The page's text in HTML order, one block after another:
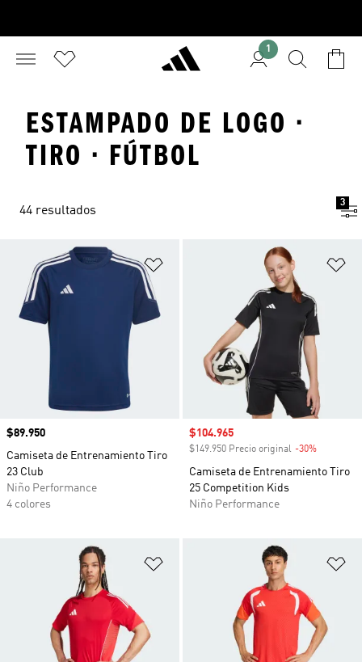
1
ESTAMPADO DE LOGO ·
TIRO · FÚTBOL
44 resultados
3
Añadir a la lista de deseos
Precio
$89.950
Camiseta de Entrenamiento Tiro
23 Club
Niño Performance
4 colores
Precio de venta
$104.965
$149.950 Precio original -30%
Camiseta de Entrenamiento Tiro
25 Competition Kids
Niño Performance
Añadir a la lista de deseos